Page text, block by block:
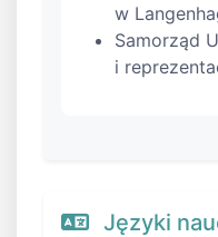
w
Samorząd
i
Języki